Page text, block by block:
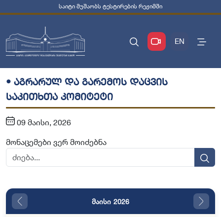
საიტი მუშაობს ტესტირების რეჟიმში
EN
• აგრარულ და გარემოს დაცვის
საკითხთა კომიტეტი
09 მაისი, 2026
მონაცემები ვერ მოიძებნა
მაისი 2026